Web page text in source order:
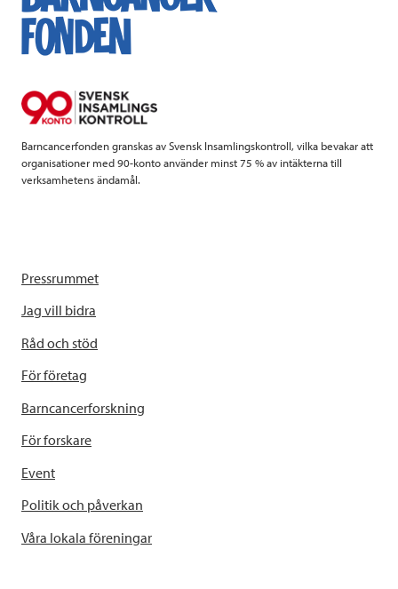
b
k
t
e
Barncancerfonden granskas av Svensk Insamlingskontroll, vilka bevakar att
organisationer med 90-konto använder minst 75 % av intäkterna till
verksamhetens ändamål.
Pressrummet
Jag vill bidra
Råd och stöd
För företag
Barncancerforskning
För forskare
Event
Politik och påverkan
Våra lokala föreningar